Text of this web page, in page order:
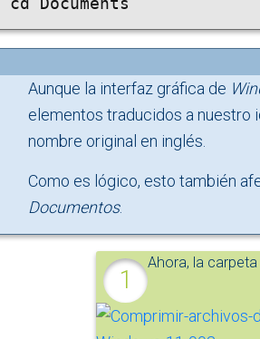
Aunque la interfaz gráfica de
elementos traducidos a nuestro
nombre original en inglés.
Como es lógico, esto también
Documentos.
Ahora, la